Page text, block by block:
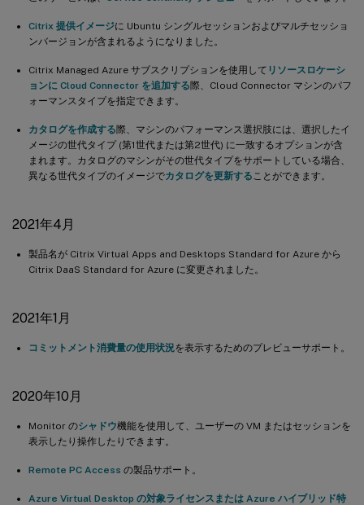
Citrix 提供イメージに Ubuntu シングルセッションおよびマルチセッショ
ンバージョンが含まれるようになりました。
Citrix Managed Azure サブスクリプションを使用して リソースロケーシ
ョンに Cloud Connector を追加する際、Cloud Connector マシンのパフ
ォーマンスタイプを指定できます。
カタログを作成する際、マシンのパフォーマンス選択肢には、選択したイ
メージの世代タイプ (第1世代または第2世代) に一致するオプションが含
まれます。カタログのマシンがその世代タイプをサポートしている場合、
異なる世代タイプのイメージでカタログを更新する ことができます。
2021年4月
製品名が Citrix Virtual Apps and Desktops Standard for Azure から
Citrix DaaS Standard for Azure に変更されました。
2021年1月
コミットメント消費量の使用状況を表示するためのプレビューサポート。
2020年10月
Monitor のシャドウ機能を使用して、ユーザーの VM またはセッションを
表示したり操作したりできます。
Remote PC Access の製品サポート。
Azure Virtual Desktop の対象ライセンスまたは Azure ハイブリッド特